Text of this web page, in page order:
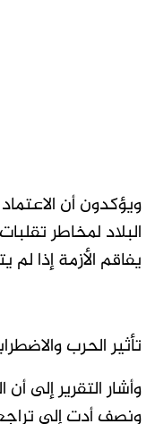
ويؤكدون أن
البلاد لمخاطر
يفاقم الأزمة إذا لم
تأثير الحرب
وأشار التقرير إلى
ونصف أدت إلى